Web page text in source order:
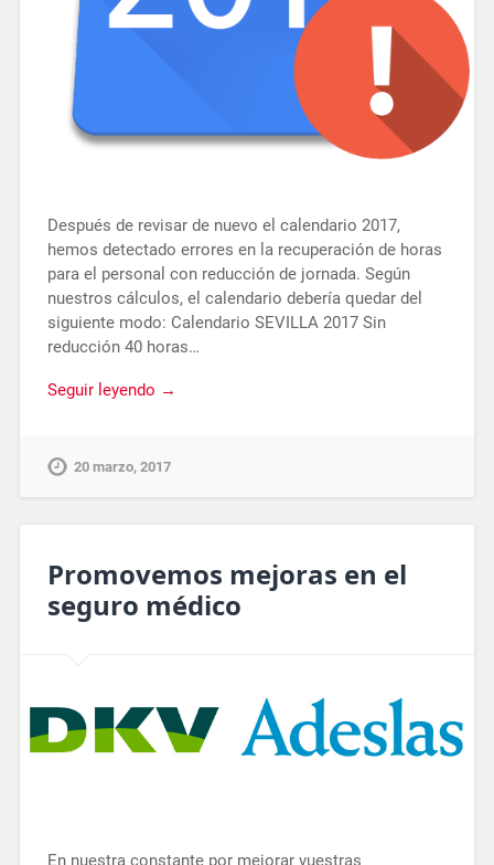
Después de revisar de nuevo el calendario 2017,
hemos detectado errores en la recuperación de horas
para el personal con reducción de jornada. Según
nuestros cálculos, el calendario debería quedar del
siguiente modo: Calendario SEVILLA 2017 Sin
reducción 40 horas…
Seguir leyendo →
20 marzo, 2017
Promovemos mejoras en el
seguro médico
En nuestra constante por mejorar vuestras